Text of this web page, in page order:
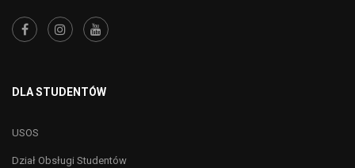
DLA STUDENTÓW
USOS
Dział Obsługi Studentów